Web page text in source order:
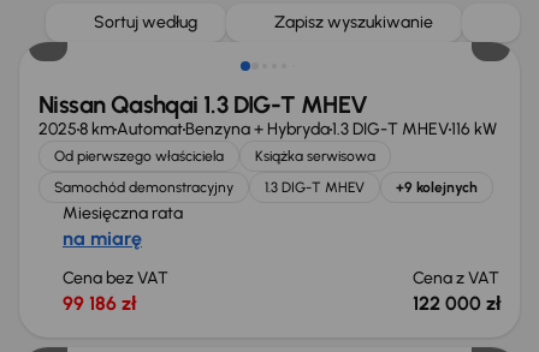
Sortuj według Zapisz wyszukiwanie
Od nowego taniej o 36 775 zł
Nissan Qashqai 1.3 DIG-T MHEV
20258 kmAutomatBenzyna + Hybryda1.3 DIG-T MHEV116 kW
Od pierwszego właściciela
Książka serwisowa
Samochód demonstracyjny
1.3 DIG-T MHEV +9 kolejnych
Miesięczna rata
na miarę
Cena bez VAT
99 186 zł
Cena z VAT
122 000 zł
Możliwość odliczenia VAT